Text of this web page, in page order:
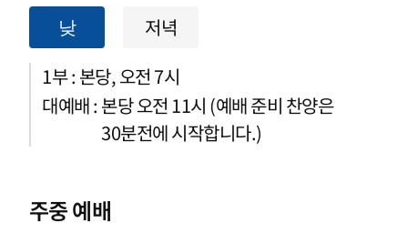
낮
저녁
1부 : 본당, 오전 7시
대예배 : 본당 오전 11시 (예배 준비 찬양은
30분전에 시작합니다.)
주중 예배